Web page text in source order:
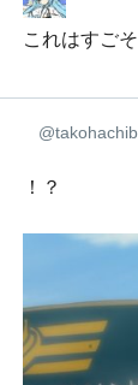
これはすご
！？